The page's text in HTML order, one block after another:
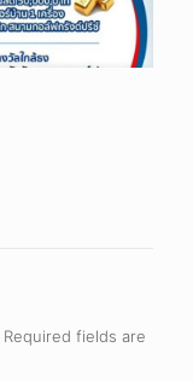
Required fields are